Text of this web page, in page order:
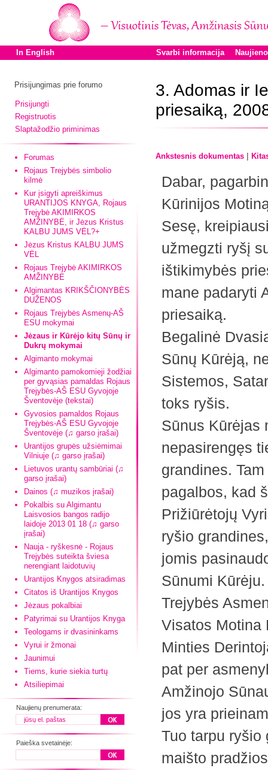
In English Svarbi informacija
Prisijungimas prie forumo
Prisijungti
Registruotis
Slaptažodžio priminimas
Forumas
Rojaus Trejybės simbolio
kilmė
Kur įsigyti apreiškimus
URANTIJOS KNYGA, Rojaus
Trejybė AKIMIRKOS
AMŽINYBĖ, ir Jėzus Kristus
KALBU JUMS VĖL?+
Jėzus Kristus KALBU JUMS
VĖL
Rojaus Trejybė AKIMIRKOS
AMŽINYBĖ
Algimantas KRIKŠČIONYBĖS
DUŽENOS
Rojaus Trejybės Asmenų-AŠ
ESU mokymai
Jėzaus ir Kūrėjo kitų Sūnų ir
Dukrų mokymai
Algimanto mokymai
Algimanto pamokomieji žodžiai
per gyvąsias pamaldas Rojaus
Trejybės-AŠ ESU Gyvojoje
Šventovėje (tekstai)
Gyvosios pamaldos Rojaus
Trejybės-AŠ ESU Gyvojoje
Šventovėje (♫ garso įrašai)
Urantijos grupės užsiėmimai
Vilniuje (♫ garso įrašai)
Lietuvos urantų sambūriai (♫
garso įrašai)
Dainos (♫ muzikos įrašai)
Pokalbis su Algimantu
Laisvosios bangos radijo
laidoje 2013 01 18 (♫ garso
įrašai)
Nauja - ryškesnė - Rojaus
Trejybės suteikta šviesa
nerengiant laidotuvių
Urantijos Knygos atsiradimas
Citatos iš Urantijos Knygos
Jėzaus pokalbiai
Patyrimai su Urantijos Knyga
Teologams ir dvasininkams
Vyrui ir žmonai
Jaunimui
Tiems, kurie siekia turtų
Atsiliepimai
Naujienų prenumerata:
Paieška svetainėje:
3. Adomas ir
priesaiką,
Ankstesnis dokumentas |
Dabar,
Kūrinijos
Sesę,
užmegzti ryšį
ištikimybės
mane padaryti
priesaiką.
Begalinė
Sūnų Kūrėją,
Sistemos,
toks ryšis.
Sūnus Kūrėjas
nepasirengęs
grandines.
pagalbos, kad
Prižiūrėtojų
ryšio
jomis
Sūnumi
Trejybės
Visatos Motina
Minties
pat per
Amžinojo
jos yra
Tuo tarpu ryšio
maišto